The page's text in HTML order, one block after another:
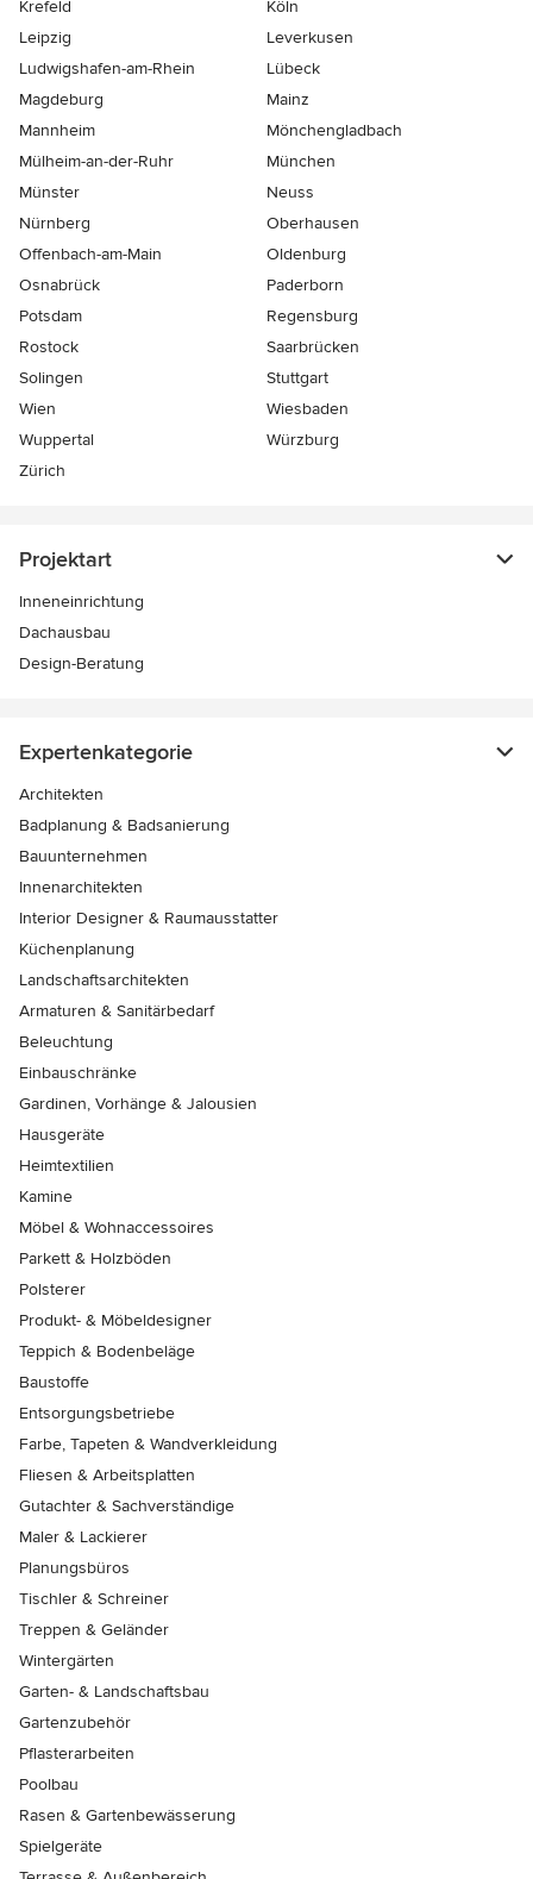
Krefeld
Köln
Leipzig
Leverkusen
Ludwigshafen-am-Rhein
Lübeck
Magdeburg
Mainz
Mannheim
Mönchen­gladbach
Mülheim-an-der-Ruhr
München
Münster
Neuss
Nürnberg
Oberhausen
Offenbach-am-Main
Oldenburg
Osnabrück
Paderborn
Potsdam
Regensburg
Rostock
Saarbrücken
Solingen
Stuttgart
Wien
Wiesbaden
Wuppertal
Würzburg
Zürich
Projektart
Inneneinrichtung
Dachausbau
Design-Beratung
Expertenkategorie
Architekten
Badplanung & Badsanierung
Bauunternehmen
Innenarchitekten
Interior Designer & Raumausstatter
Küchenplanung
Landschaftsarchitekten
Armaturen & Sanitärbedarf
Beleuchtung
Einbauschränke
Gardinen, Vorhänge & Jalousien
Hausgeräte
Heimtextilien
Kamine
Möbel & Wohnaccessoires
Parkett & Holzböden
Polsterer
Produkt- & Möbeldesigner
Teppich & Bodenbeläge
Baustoffe
Entsorgungsbetriebe
Farbe, Tapeten & Wandverkleidung
Fliesen & Arbeitsplatten
Gutachter & Sachverständige
Maler & Lackierer
Planungsbüros
Tischler & Schreiner
Treppen & Geländer
Wintergärten
Garten- & Landschaftsbau
Gartenzubehör
Pflasterarbeiten
Poolbau
Rasen & Gartenbewässerung
Spielgeräte